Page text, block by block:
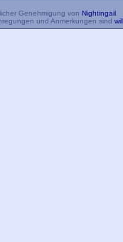
Genehmigung von Nightingail.
und Anmerkungen sind